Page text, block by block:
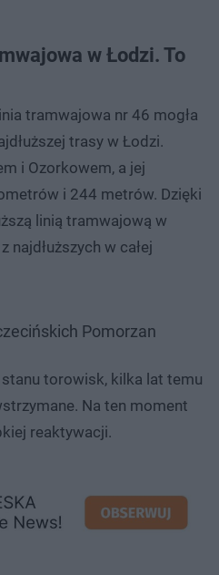
w Łodzi. To
tramwajowa nr 46 mogła
trasy w Łodzi.
i Ozorkowem, a jej
i 244 metrów. Dzięki
linią tramwajową w
najdłuższych w całej
Pomorzan
torowisk, kilka lat temu
Na ten moment
reaktywacji.